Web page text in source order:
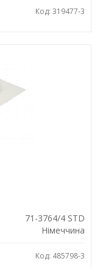
Код: 319477-3
71-3764/4 STD
Німеччина
Код: 485798-3